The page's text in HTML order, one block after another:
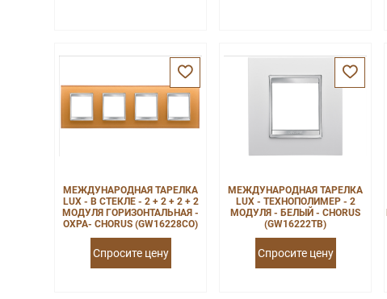
МЕЖДУНАРОДНАЯ ТАРЕЛКА
LUX - В СТЕКЛЕ - 2 + 2 + 2 + 2
МОДУЛЯ ГОРИЗОНТАЛЬНАЯ -
ОХРА- CHORUS (GW16228CO)
Спросите цену
МЕЖДУНАРОДНАЯ ТАРЕЛКА
LUX - ТЕХНОПОЛИМЕР - 2
МОДУЛЯ - БЕЛЫЙ - CHORUS
(GW16222TB)
Спросите цену